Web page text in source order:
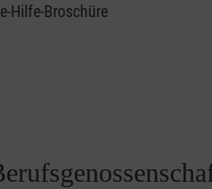
Hilfe-Broschüre